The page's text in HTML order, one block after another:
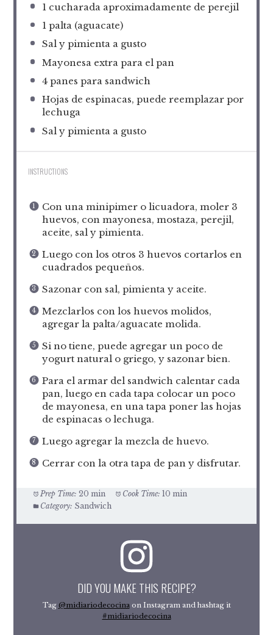
1 cucharada aproximadamente de perejil
1palta (aguacate)
Sal y pimienta a gusto
Mayonesa extra para el pan
4panes para sandwich
Hojas de espinacas, puede reemplazar por
lechuga
Sal y pimienta a gusto
INSTRUCTIONS
Con una minipimer o licuadora, moler 3
huevos, con mayonesa, mostaza, perejil,
aceite, sal y pimienta.
Luego con los otros 3 huevos cortarlos en
cuadrados pequeños.
Sazonar con sal, pimienta y aceite.
Mezclarlos con los huevos molidos,
agregar la palta/aguacate molida.
Si no tiene, puede agregar un poco de
yogurt natural o griego, y sazonar bien.
Para el armar del sandwich calentar cada
pan, luego en cada tapa colocar un poco
de mayonesa, en una tapa poner las hojas
de espinacas o lechuga.
Luego agregar la mezcla de huevo.
Cerrar con la otra tapa de pan y disfrutar.
Prep Time: 20 min Cook Time: 10 min
Category: Sandwich
DID YOU MAKE THIS RECIPE?
Tag @midiariodecocinaon Instagram and hashtag it
#midiariodecocina